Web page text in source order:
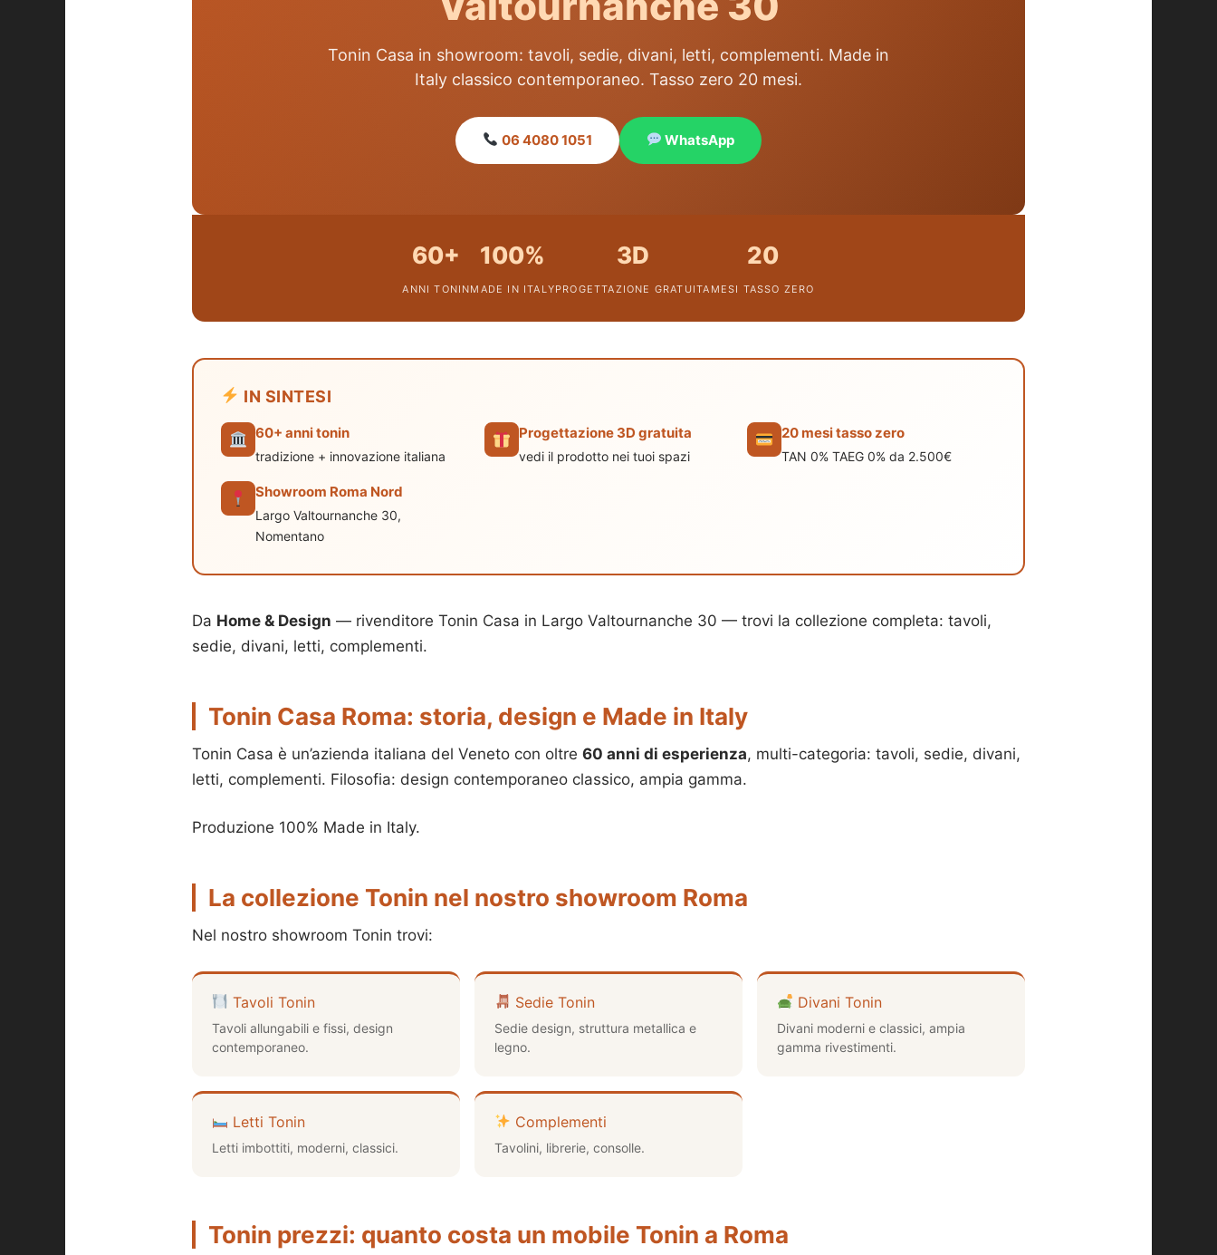
Tonin Casa in showroom: tavoli, sedie, divani, letti, complementi. Made in
Italy classico contemporaneo. Tasso zero 20 mesi.
06 4080 1051 WhatsApp
60+
ANNI TONIN
100%
MADE IN ITALY
3D
PROGETTAZIONE GRATUITA
20
MESI TASSO ZERO
IN SINTESI
60+ anni tonin
tradizione + innovazione italiana
Progettazione 3D gratuita
vedi il prodotto nei tuoi spazi
20 mesi tasso zero
TAN 0% TAEG 0% da 2.500€
Showroom Roma Nord
Largo Valtournanche 30,
Nomentano
Da Home & Design — rivenditore Tonin Casa in Largo Valtournanche 30 — trovi la collezione completa: tavoli,
sedie, divani, letti, complementi.
Tonin Casa Roma: storia, design e Made in Italy
Tonin Casa è un’azienda italiana del Veneto con oltre 60 anni di esperienza, multi-categoria: tavoli, sedie, divani,
letti, complementi. Filosofia: design contemporaneo classico, ampia gamma.
Produzione 100% Made in Italy.
La collezione Tonin nel nostro showroom Roma
Nel nostro showroom Tonin trovi:
Tavoli Tonin
Tavoli allungabili e fissi, design
contemporaneo.
Sedie Tonin
Sedie design, struttura metallica e
legno.
Divani Tonin
Divani moderni e classici, ampia
gamma rivestimenti.
Letti Tonin
Letti imbottiti, moderni, classici.
Complementi
Tavolini, librerie, consolle.
Tonin prezzi: quanto costa un mobile Tonin a Roma